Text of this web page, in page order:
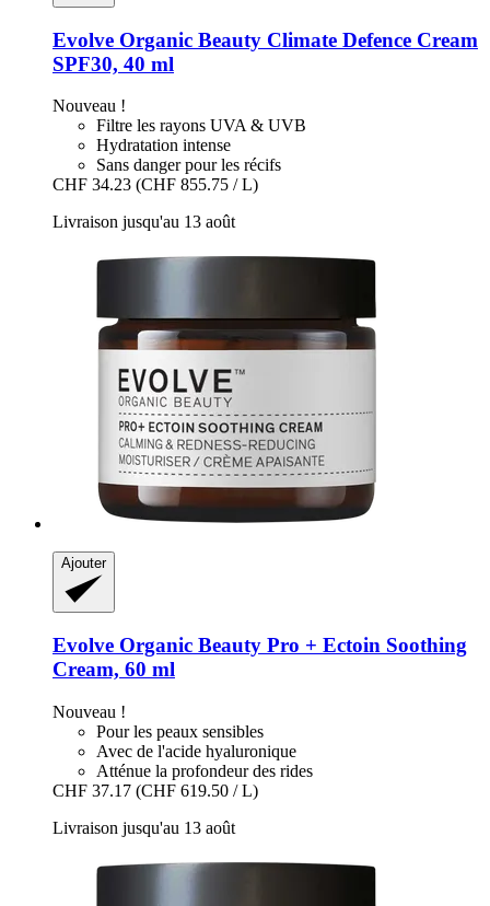
Evolve Organic Beauty Climate Defence Cream
SPF30, 40 ml
Nouveau !
Filtre les rayons UVA & UVB
Hydratation intense
Sans danger pour les récifs
CHF 34.23 (CHF 855.75 / L)
Livraison jusqu'au 13 août
Ajouter
Evolve Organic Beauty Pro + Ectoin Soothing
Cream, 60 ml
Nouveau !
Pour les peaux sensibles
Avec de l'acide hyaluronique
Atténue la profondeur des rides
CHF 37.17 (CHF 619.50 / L)
Livraison jusqu'au 13 août